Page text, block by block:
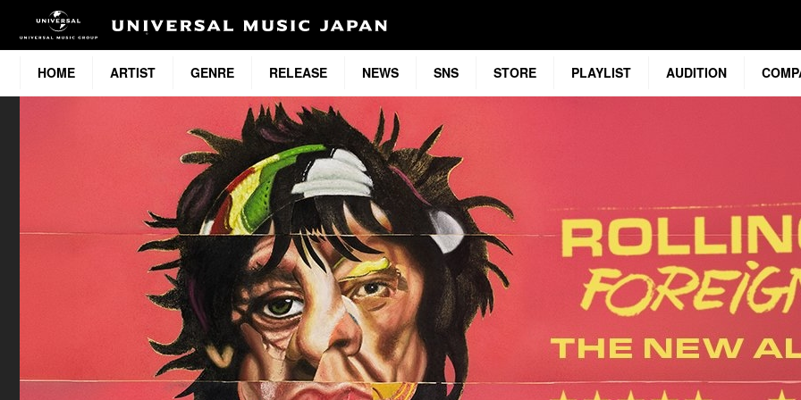
HOME ARTIST GENRE RELEASE NEWS SNS STORE PLAYLIST AUDITION